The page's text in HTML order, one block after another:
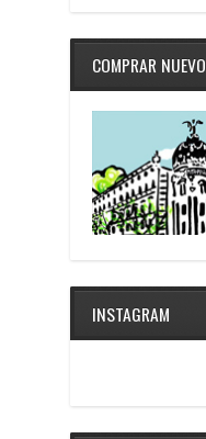
COMPRAR
INSTAGRAM